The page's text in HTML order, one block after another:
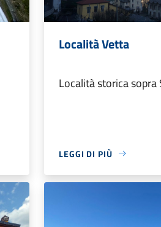
Località Vetta
Località storica sopra
LEGGI DI PIÙ